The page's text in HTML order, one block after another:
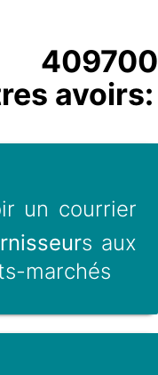
avoirs:
un courrier
s aux
marchés